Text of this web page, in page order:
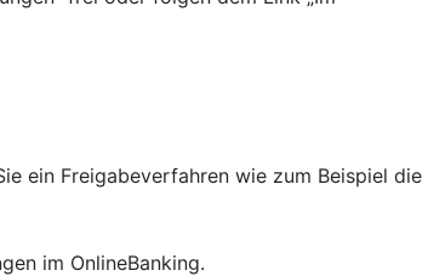
ein Freigabeverfahren wie zum Beispiel die
im OnlineBanking.